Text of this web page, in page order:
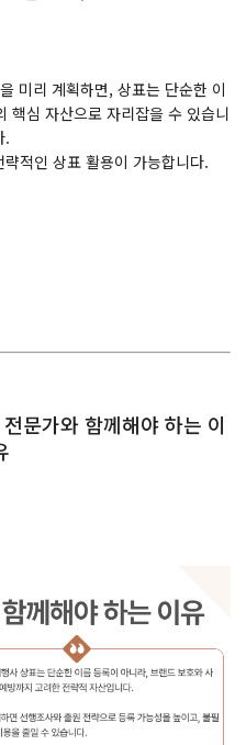
미리 계획하면, 상표는 단순한 이
핵심 자산으로 자리잡을 수 있습니
.
적인 상표 활용이 가능합니다.
문가와 함께해야 하는 이